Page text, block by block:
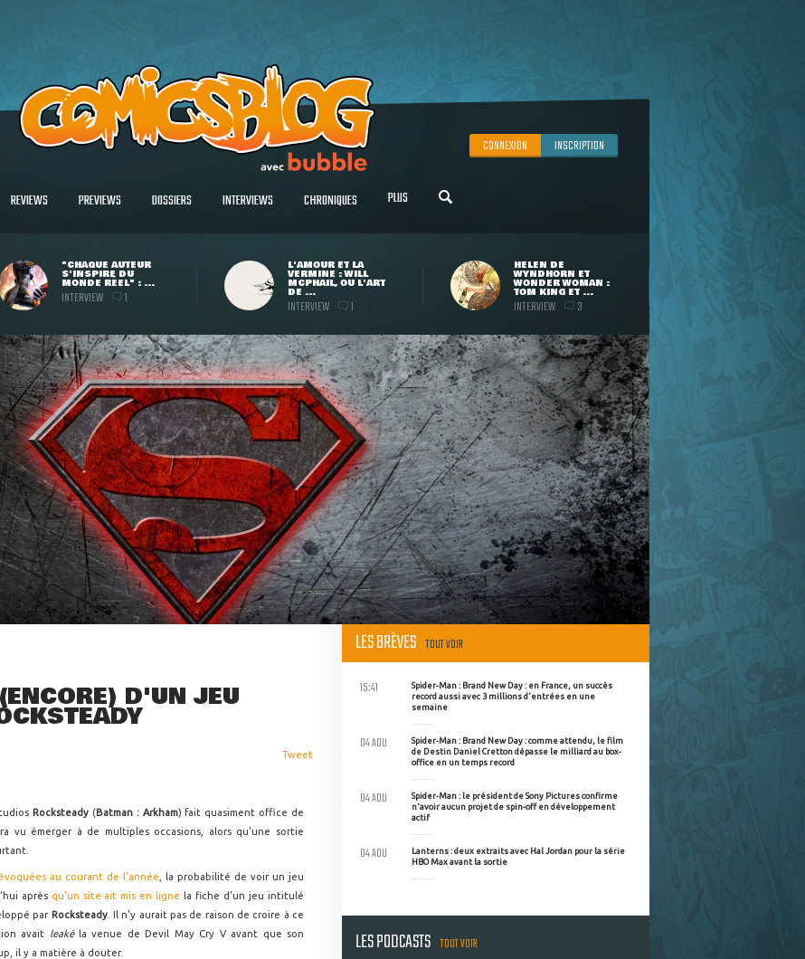
CONNEXION INSCRIPTION
REVIEWS PREVIEWS DOSSIERS INTERVIEWS CHRONIQUES PLUS
"CHAQUE AUTEUR
S'INSPIRE DU
MONDE RÉEL" : ...
INTERVIEW 1
L'AMOUR ET LA
VERMINE : WILL
MCPHAIL, OU L'ART
DE ...
INTERVIEW 1
HELEN DE
WYNDHORN ET
WONDER WOMAN :
TOM KING ET ...
INTERVIEW 3
D'UN JEU
Tweet
Rocksteady (Batman : Arkham) fait quasiment office de
vu émerger à de multiples occasions, alors qu'une sortie
au courant de l'année , la probabilité de voir un jeu
après qu'un site ait mis en ligne la fiche d'un jeu intitulé
par Rocksteady. Il n'y aurait pas de raison de croire à ce
avait leaké la venue de Devil May Cry V avant que son
il y a matière à douter.
LES BRÈVES TOUT VOIR
Spider-Man : Brand New Day : en France, un succès
record aussi avec 3 millions d'entrées en une
semaine
15:41
Spider-Man : Brand New Day : comme attendu, le film
de Destin Daniel Cretton dépasse le milliard au box-
office en un temps record
04 AOU
Spider-Man : le président de Sony Pictures confirme
n'avoir aucun projet de spin-off en développement
actif
04 AOU
Lanterns : deux extraits avec Hal Jordan pour la série
HBO Max avant la sortie
04 AOU
LES PODCASTS TOUT VOIR